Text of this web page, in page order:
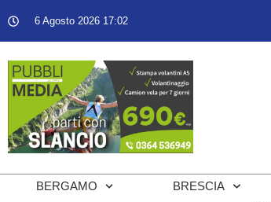
6 Agosto 2026 17:02
BERGAMO BRESCIA